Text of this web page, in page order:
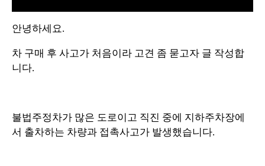
n
t
o
0
0
안녕하세요.
차 구매 후 사고가 처음이라 고견 좀 묻고자 글 작성합
니다.
불법주정차가 많은 도로이고 직진 중에 지하주차장에
서 출차하는 차량과 접촉사고가 발생했습니다.